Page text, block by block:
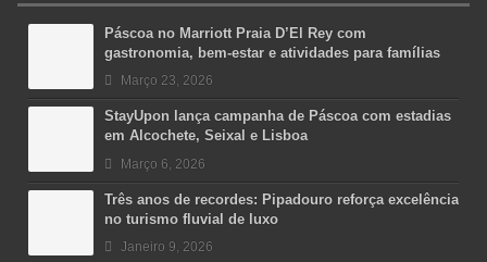
Páscoa no Marriott Praia D’El Rey com
gastronomia, bem-estar e atividades para famílias
Março 23, 2026
StayUpon lança campanha de Páscoa com estadias
em Alcochete, Seixal e Lisboa
Março 6, 2026
Três anos de recordes: Pipadouro reforça excelência
no turismo fluvial de luxo
Janeiro 9, 2026